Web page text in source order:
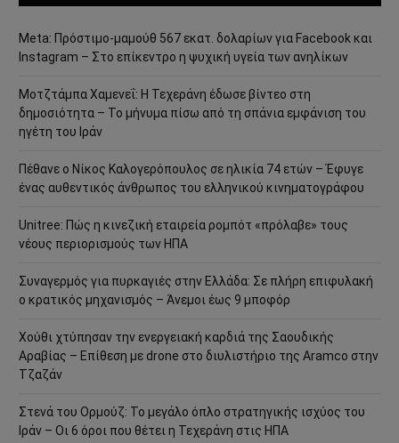
Meta: Πρόστιμο-μαμούθ 567 εκατ. δολαρίων για Facebook και
Instagram – Στο επίκεντρο η ψυχική υγεία των ανηλίκων
Μοτζτάμπα Χαμενεΐ: Η Τεχεράνη έδωσε βίντεο στη
δημοσιότητα – Το μήνυμα πίσω από τη σπάνια εμφάνιση του
ηγέτη του Ιράν
Πέθανε ο Νίκος Καλογερόπουλος σε ηλικία 74 ετών – Έφυγε
ένας αυθεντικός άνθρωπος του ελληνικού κινηματογράφου
Unitree: Πώς η κινεζική εταιρεία ρομπότ «πρόλαβε» τους
νέους περιορισμούς των ΗΠΑ
Συναγερμός για πυρκαγιές στην Ελλάδα: Σε πλήρη επιφυλακή
ο κρατικός μηχανισμός – Άνεμοι έως 9 μποφόρ
Χούθι χτύπησαν την ενεργειακή καρδιά της Σαουδικής
Αραβίας – Επίθεση με drone στο διυλιστήριο της Aramco στην
Τζαζάν
Στενά του Ορμούζ: Το μεγάλο όπλο στρατηγικής ισχύος του
Ιράν – Οι 6 όροι που θέτει η Τεχεράνη στις ΗΠΑ